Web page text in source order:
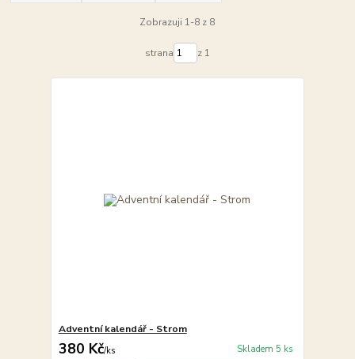
Zobrazuji 1-8 z 8
strana z 1
Adventní kalendář - Strom
380 Kč/ks Skladem 5 ks